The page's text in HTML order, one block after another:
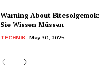
Warning About
Sie Wissen Müssen
TECHNIK May 30, 2025